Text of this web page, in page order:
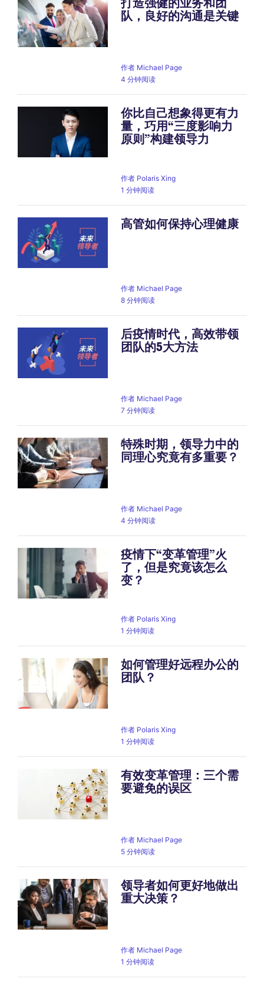
打造强健的业务和团
队，良好的沟通是关键
作者 Michael Page
4 分钟阅读
你比自己想象得更有力
量，巧用“三度影响力
原则”构建领导力
作者 Polaris Xing
1 分钟阅读
高管如何保持心理健康
作者 Michael Page
8 分钟阅读
后疫情时代，高效带领
团队的5大方法
作者 Michael Page
7 分钟阅读
特殊时期，领导力中的
同理心究竟有多重要？
作者 Michael Page
4 分钟阅读
疫情下“变革管理”火
了，但是究竟该怎么
变？
作者 Polaris Xing
1 分钟阅读
如何管理好远程办公的
团队？
作者 Polaris Xing
1 分钟阅读
有效变革管理：三个需
要避免的误区
作者 Michael Page
5 分钟阅读
领导者如何更好地做出
重大决策？
作者 Michael Page
1 分钟阅读